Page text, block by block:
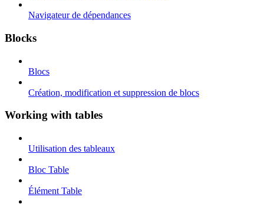
Navigateur de dépendances
Blocks
Blocs
Création, modification et suppression de blocs
Working with tables
Utilisation des tableaux
Bloc Table
Élément Table